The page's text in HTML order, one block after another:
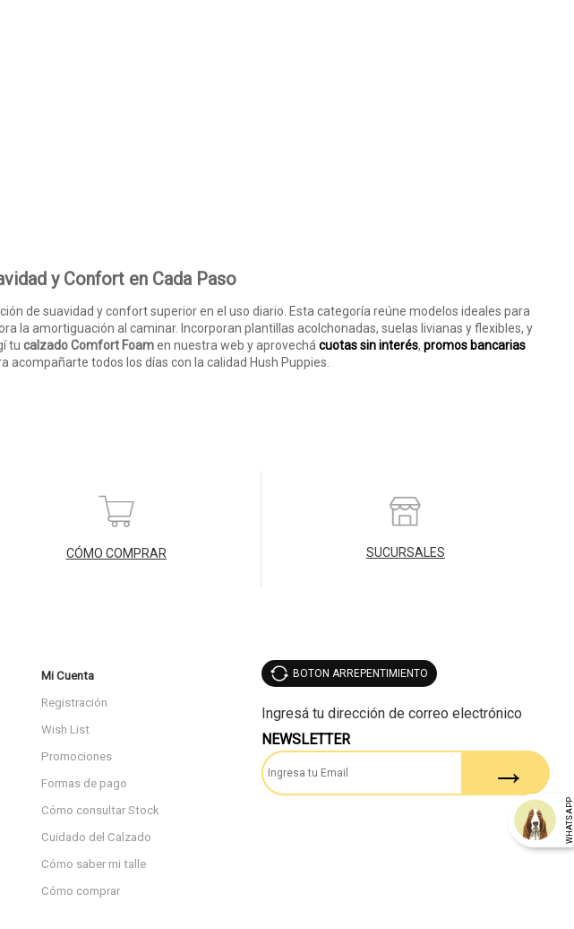
y Confort en Cada Paso
de suavidad y confort superior en el uso diario. Esta categoría reúne modelos ideales para
la amortiguación al caminar. Incorporan plantillas acolchonadas, suelas livianas y flexibles, y
tu calzado Comfort Foamen nuestra web y aprovechá cuotas sin interés, promos bancarias
acompañarte todos los días con la calidad Hush Puppies.
CÓMO COMPRAR SUCURSALES
Mi Cuenta
Registración
Wish List
Promociones
Formas de pago
Cómo consultar Stock
Cuidado del Calzado
Cómo saber mi talle
Cómo comprar
WHATSAPP
BOTON ARREPENTIMIENTO
NEWSLETTER